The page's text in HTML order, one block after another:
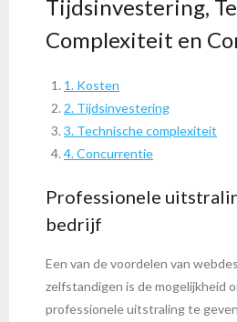
Tijdsinvestering,
Complexiteit en
1. Kosten
2. Tijdsinvestering
3. Technische complexiteit
4. Concurrentie
Professionele
bedrijf
Een van de voordelen van
zelfstandigen is de mogelijkheid
professionele uitstraling te